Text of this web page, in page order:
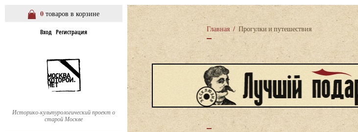
0 товаров в корзине
Вход Регистрация
Историко-культурологический проект о
старой Москве
Главная / Прогулки и путешествия